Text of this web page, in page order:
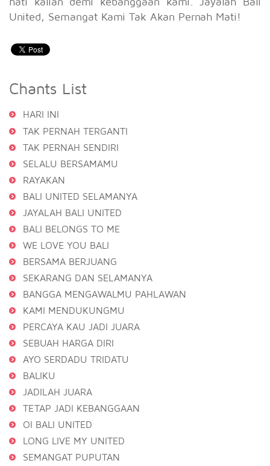
United, Semangat Kami Tak Akan Pernah Mati!
Chants List
HARI INI
TAK PERNAH TERGANTI
TAK PERNAH SENDIRI
SELALU BERSAMAMU
RAYAKAN
BALI UNITED SELAMANYA
JAYALAH BALI UNITED
BALI BELONGS TO ME
WE LOVE YOU BALI
BERSAMA BERJUANG
SEKARANG DAN SELAMANYA
BANGGA MENGAWALMU PAHLAWAN
KAMI MENDUKUNGMU
PERCAYA KAU JADI JUARA
SEBUAH HARGA DIRI
AYO SERDADU TRIDATU
BALIKU
JADILAH JUARA
TETAP JADI KEBANGGAAN
OI BALI UNITED
LONG LIVE MY UNITED
SEMANGAT PUPUTAN